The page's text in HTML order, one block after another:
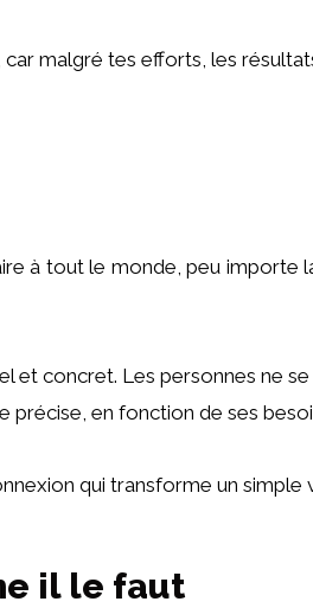
malgré tes efforts, les
à tout le monde, peu importe
concret. Les personnes ne
en fonction de ses
qui transforme un
il le faut